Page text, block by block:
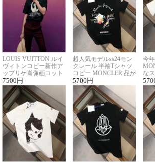
LOUIS VUITTON ルイ
ヴィトンコピー新作ア
ップリケ肖像画コット
ンニット半袖Tシャツ
7500 円
超人気モデルss24モン
クレール 半袖Tシャツ
コピー MONCLER 品が
良く見た目
5700 円
今
な
ル